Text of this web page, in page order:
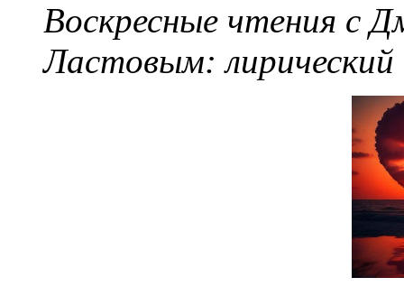
Воскресные чтения с
Ластовым: